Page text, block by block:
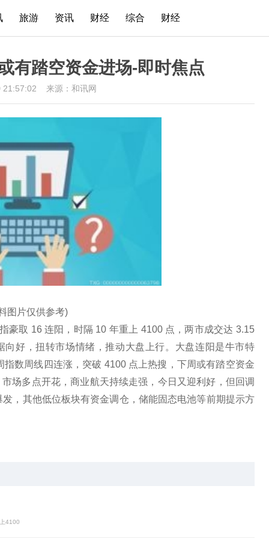
旅游 资讯 财经 综合 财经
有踏空资金进场-即时焦点
21:57:02 来源：和讯网
图片仅供参考)
豪取 16 连阳，时隔 10 年重上 4100 点，两市成交达 3.15
好，扭转市场情绪，推动大盘上行。大盘连阳是牛市特
数周线四连涨，突破 4100 点上热搜，下周或有踏空资金
场多点开花，商业航天持续走强，今日又迎利好，但回调
，其他低位板块有资金调仓，储能固态电池等前期提示方
4100